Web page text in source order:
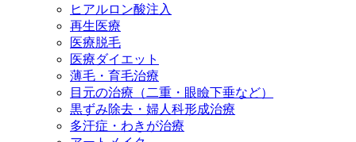
ヒアルロン酸注入
再生医療
医療脱毛
医療ダイエット
薄毛・育毛治療
目元の治療（二重・眼瞼下垂など）
黒ずみ除去・婦人科形成治療
多汗症・わきが治療